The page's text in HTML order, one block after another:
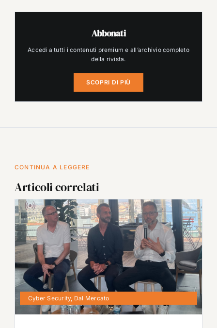
Abbonati
Accedi a tutti i contenuti premium e all’archivio completo
della rivista.
SCOPRI DI PIÙ
CONTINUA A LEGGERE
Articoli correlati
Cyber Security, Dal Mercato